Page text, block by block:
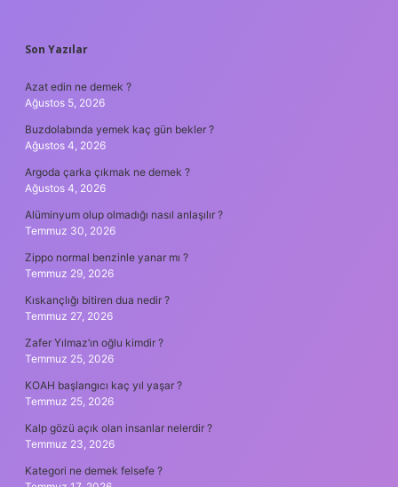
SIDEBAR
Son Yazılar
Azat edin ne demek ?
Ağustos 5, 2026
Buzdolabında yemek kaç gün bekler ?
Ağustos 4, 2026
Argoda çarka çıkmak ne demek ?
Ağustos 4, 2026
Alüminyum olup olmadığı nasıl anlaşılır ?
Temmuz 30, 2026
Zippo normal benzinle yanar mı ?
Temmuz 29, 2026
Kıskançlığı bitiren dua nedir ?
Temmuz 27, 2026
Zafer Yılmaz’ın oğlu kimdir ?
Temmuz 25, 2026
KOAH başlangıcı kaç yıl yaşar ?
Temmuz 25, 2026
Kalp gözü açık olan insanlar nelerdir ?
Temmuz 23, 2026
Kategori ne demek felsefe ?